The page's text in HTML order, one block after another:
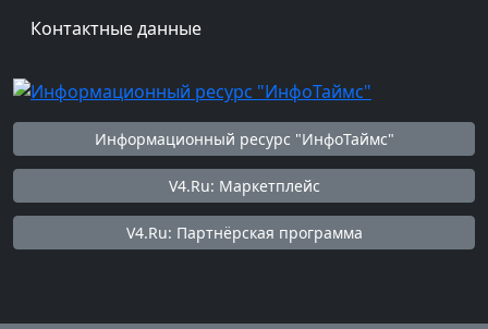
Контактные данные
Информационный ресурс "ИнфоТаймс"
V4.Ru: Маркетплейс
V4.Ru: Партнёрская программа